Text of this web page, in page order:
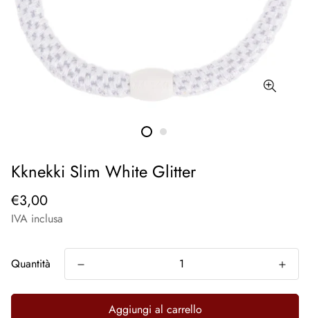
Kknekki Slim White Glitter
€3,00
IVA inclusa
Quantità
Aggiungi al carrello